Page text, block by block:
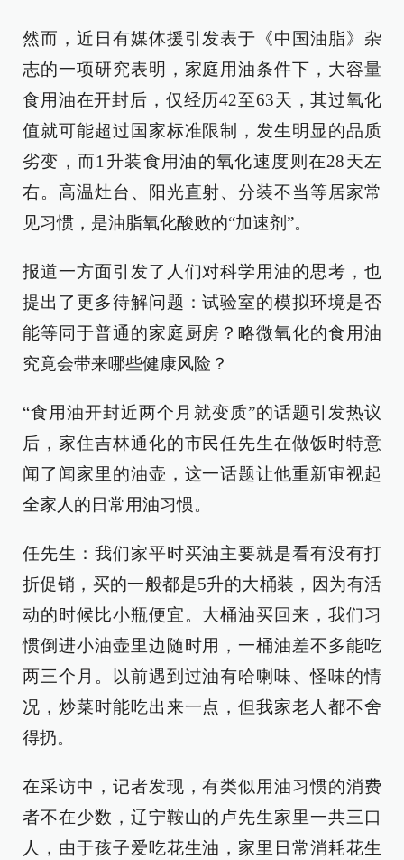
然而，近日有媒体援引发表于《中国油脂》杂
志的一项研究表明，家庭用油条件下，大容量
食用油在开封后，仅经历42至63天，其过氧化
值就可能超过国家标准限制，发生明显的品质
劣变，而1升装食用油的氧化速度则在28天左
右。高温灶台、阳光直射、分装不当等居家常
见习惯，是油脂氧化酸败的“加速剂”。
报道一方面引发了人们对科学用油的思考，也
提出了更多待解问题：试验室的模拟环境是否
能等同于普通的家庭厨房？略微氧化的食用油
究竟会带来哪些健康风险？
“食用油开封近两个月就变质”的话题引发热议
后，家住吉林通化的市民任先生在做饭时特意
闻了闻家里的油壶，这一话题让他重新审视起
全家人的日常用油习惯。
任先生：我们家平时买油主要就是看有没有打
折促销，买的一般都是5升的大桶装，因为有活
动的时候比小瓶便宜。大桶油买回来，我们习
惯倒进小油壶里边随时用，一桶油差不多能吃
两三个月。以前遇到过油有哈喇味、怪味的情
况，炒菜时能吃出来一点，但我家老人都不舍
得扔。
在采访中，记者发现，有类似用油习惯的消费
者不在少数，辽宁鞍山的卢先生家里一共三口
人，由于孩子爱吃花生油，家里日常消耗花生